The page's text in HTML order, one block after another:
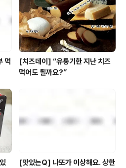
과 별로 공간을 구성해
먹
[치즈데이] “유통기한 지난 치즈
먹어도 될까요?”
[맛있는Q] 나또가 이상해요. 상한